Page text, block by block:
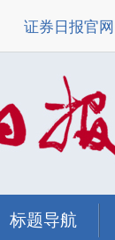
证券日报官网
标题导航